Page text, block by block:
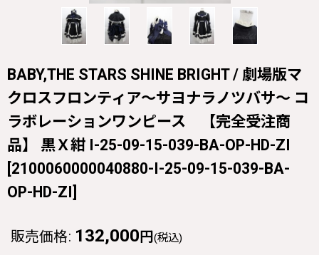
BABY,THE STARS SHINE BRIGHT / 劇場版マ
クロスフロンティア〜サヨナラノツバサ〜 コ
ラボレーションワンピース 【完全受注商
品】 黒Ｘ紺 I-25-09-15-039-BA-OP-HD-ZI
[2100060000040880-I-25-09-15-039-BA-
OP-HD-ZI]
販売価格: 132,000 円 (税込)